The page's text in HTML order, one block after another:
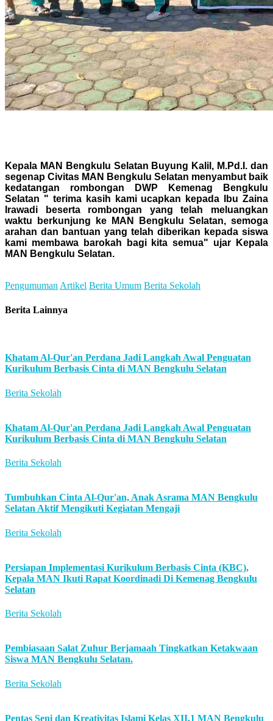
Kepala MAN Bengkulu Selatan Buyung Kalil, M.Pd.I. dan
segenap Civitas MAN Bengkulu Selatan menyambut baik
kedatangan rombongan DWP Kemenag Bengkulu
Selatan " terima kasih kami ucapkan kepada Ibu Zaina
Irawadi beserta rombongan yang telah meluangkan
waktu berkunjung ke MAN Bengkulu Selatan, semoga
arahan dan bantuan yang telah diberikan kepada siswa
kami membawa barokah bagi kita semua" ujar Kepala
MAN Bengkulu Selatan.
PengumumanArtikel Berita Umum Berita Sekolah
Berita Lainnya
Khatam Al-Qur'an Perdana Jadi Langkah Awal Penguatan
Kurikulum Berbasis Cinta di MAN Bengkulu Selatan
Berita Sekolah
Khatam Al-Qur'an Perdana Jadi Langkah Awal Penguatan
Kurikulum Berbasis Cinta di MAN Bengkulu Selatan
Berita Sekolah
Tumbuhkan Cinta Al-Qur'an, Anak Asrama MAN Bengkulu
Selatan Aktif Mengikuti Kegiatan Mengaji
Berita Sekolah
Persiapan Implementasi Kurikulum Berbasis Cinta (KBC),
Kepala MAN Ikuti Rapat Koordinadi Di Kemenag Bengkulu
Selatan
Berita Sekolah
Pembiasaan Salat Zuhur Berjamaah Tingkatkan Ketakwaan
Siswa MAN Bengkulu Selatan.
Berita Sekolah
Pentas Seni dan Kreativitas Islami Kelas XII.1 MAN Bengkulu